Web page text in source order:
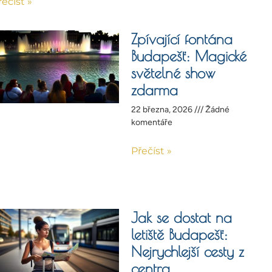
Zpívající fontána
Budapešť: Magické
světelné show
zdarma
22 března, 2026
Žádné
komentáře
Přečíst »
Jak se dostat na
letiště Budapešť:
Nejrychlejší cesty z
centra